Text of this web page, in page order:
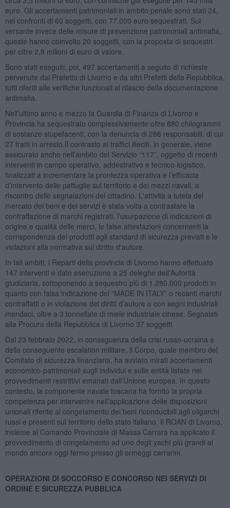
euro. Gli accertamenti patrimoniali in ambito penale sono stati 24,
nei confronti di 60 soggetti, con 77.000 euro sequestrati. Sul
versante invece delle misure di prevenzione patrimoniali antimafia,
queste hanno coinvolto 20 soggetti, con la proposta di sequestri
per oltre 2,8 milioni di euro di valore.
Sono stati eseguiti, poi, 497 accertamenti a seguito di richieste
pervenute dal Prefetto di Livorno e da altri Prefetti della Repubblica,
tutti riferiti alle verifiche funzionali al rilascio della documentazione
antimafia.
Nell’ultimo anno e mezzo la Guardia di Finanza di Livorno e
Provincia ha sequestrato complessivamente oltre 880 chilogrammi
di sostanze stupefacenti, con la denuncia di 286 responsabili, di cui
27 tratti in arresto.Il contrasto ai traffici illeciti, in generale, viene
assicurato anche nell’ambito del Servizio “117”, oggetto di recenti
interventi in campo operativo, addestrativo e tecnico-logistico,
finalizzati a incrementare la prontezza operativa e l’efficacia
d’intervento delle pattuglie sul territorio e dei mezzi navali, a
riscontro delle segnalazioni del cittadino. L'attività a tutela del
mercato dei beni e dei servizi è stata volta a contrastare la
contraffazione di marchi registrati, l'usurpazione di indicazioni di
origine e qualità delle merci, le false attestazioni concernenti la
corrispondenza dei prodotti agli standard di sicurezza previsti e le
violazioni alla normativa sul diritto d'autore.
In tali ambiti, i Reparti della provincia di Livorno hanno effettuato
147 interventi e dato esecuzione a 25 deleghe dell'Autorità
giudiziaria, sottoponendo a sequestro più di 1.280.000 prodotti in
quanto con falsa indicazione del “MADE IN ITALY” o recanti marchi
contraffatti o in violazione dei diritti d’autore o con segni industriali
mendaci, oltre a 3 tonnellate di miele industriale cinese. Segnalati
alla Procura della Repubblica di Livorno 37 soggetti.
Dal 23 febbraio 2022, in conseguenza della crisi russo-ucraina e
della conseguente escalation militare, il Corpo, quale membro del
Comitato di sicurezza finanziaria, ha avviato mirati accertamenti
economico-patrimoniali sugli individui e sulle entità listate nei
provvedimenti restrittivi emanati dall’Unione europea. In questo
contesto, la componente navale toscana ha fornito la propria
competenza per intervenire nell’applicazione delle disposizioni
unionali riferite al congelamento dei beni riconducibili agli oligarchi
russi e presenti sul territorio dello stato italiano. Il ROAN di Livorno,
insieme al Comando Provinciale di Massa Carrara ha applicato il
provvedimento di congelamento ad uno degli yacht più grandi al
mondo ancora oggi fermo presso gli ormeggi carrarini.
OPERAZIONI DI SOCCORSO E CONCORSO NEI SERVIZI DI
ORDINE E SICUREZZA PUBBLICA